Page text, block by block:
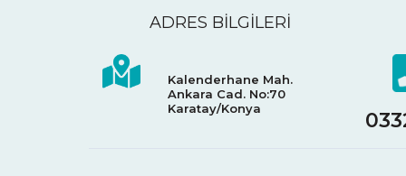
ADRES BİLGİLERİ
Kalenderhane Mah.
Ankara Cad. No:70
Karatay/Konya